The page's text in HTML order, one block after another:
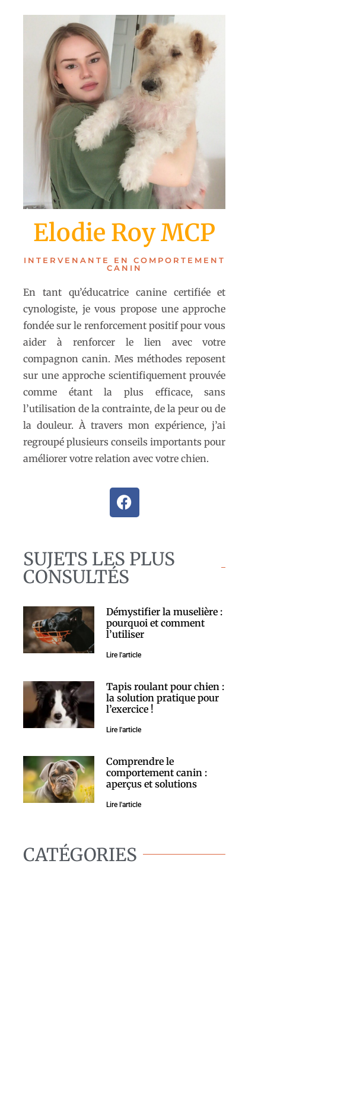
Elodie Roy MCP
INTERVENANTE EN COMPORTEMENT
CANIN
En tant qu’éducatrice canine certifiée et
cynologiste, je vous propose une approche
fondée sur le renforcement positif pour vous
aider à renforcer le lien avec votre
compagnon canin. Mes méthodes reposent
sur une approche scientifiquement prouvée
comme étant la plus efficace, sans
l’utilisation de la contrainte, de la peur ou de
la douleur. À travers mon expérience, j’ai
regroupé plusieurs conseils importants pour
améliorer votre relation avec votre chien.
SUJETS LES PLUS
CONSULTÉS
Démystifier la muselière :
pourquoi et comment
l’utiliser
Lire l'article
Tapis roulant pour chien :
la solution pratique pour
l’exercice !
Lire l'article
Comprendre le
comportement canin :
aperçus et solutions
Lire l'article
CATÉGORIES